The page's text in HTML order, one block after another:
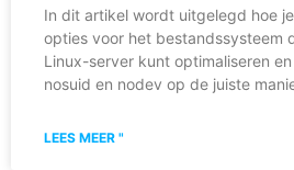
In dit artikel wordt uitgelegd hoe
opties voor het bestandssysteem
Linux-server kunt optimaliseren
nosuid en nodev op de juiste
LEES MEER "